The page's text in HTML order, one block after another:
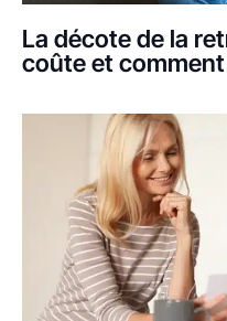
La décote de la
coûte et comment